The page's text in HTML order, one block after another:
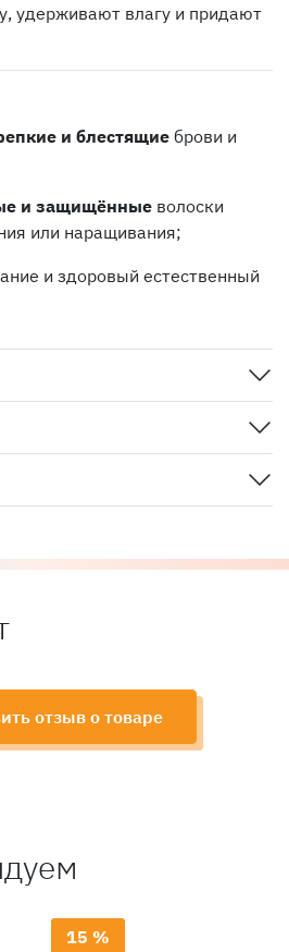
удерживают влагу и придают
и блестящиеброви и
и защищённые волоски
или наращивания;
и здоровый естественный
отзыв о товаре
15 %